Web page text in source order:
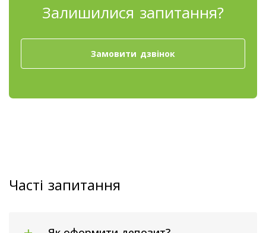
Залишилися запитання?
Замовити дзвінок
Часті запитання